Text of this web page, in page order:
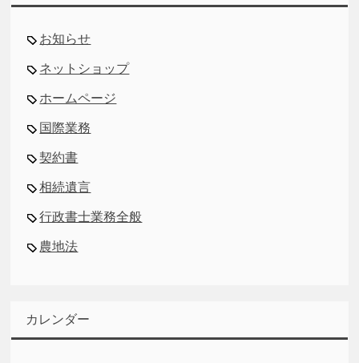
お知らせ
ネットショップ
ホームページ
国際業務
契約書
相続遺言
行政書士業務全般
農地法
カレンダー